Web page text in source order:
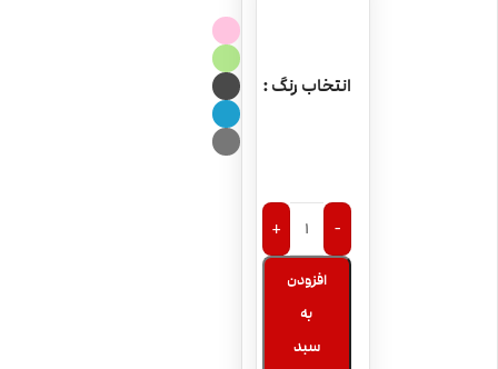
انتخاب رنگ
-
+
افزودن
به
سبد